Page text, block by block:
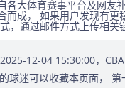
各大体育赛事平台及网友
而成， 如果用户发现有
，通过邮件方式上传相关
12-04 15:30:00，
球迷可以收藏本页面，